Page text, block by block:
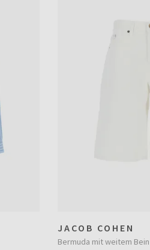
JACOB COHEN
Bermuda mit weitem Bein